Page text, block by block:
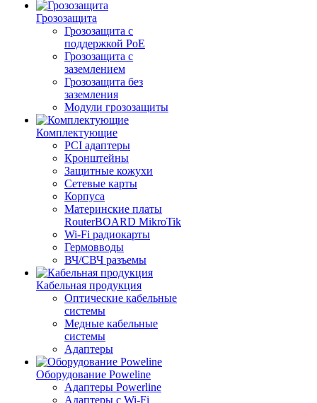
Грозозащита
Грозозащита с
поддержкой PoE
Грозозащита с
заземлением
Грозозащита без
заземления
Модули грозозащиты
Комплектующие
PCI адаптеры
Кронштейны
Защитные кожухи
Сетевые карты
Корпуса
Материнские платы
RouterBOARD MikroTik
Wi-Fi радиокарты
Гермовводы
ВЧ/СВЧ разъемы
Кабельная продукция
Оптические кабельные
системы
Медные кабельные
системы
Адаптеры
Оборудование Poweline
Адаптеры Powerline
Адаптеры с Wi-Fi